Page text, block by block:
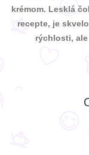
krémom. Lesklá
recepte, je
rýchlosti,